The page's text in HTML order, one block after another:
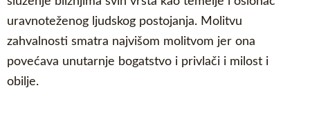
uravnoteženog ljudskog postojanja. Molitvu
zahvalnosti smatra najvišom molitvom jer ona
povećava unutarnje bogatstvo i privlači i milost i
obilje.